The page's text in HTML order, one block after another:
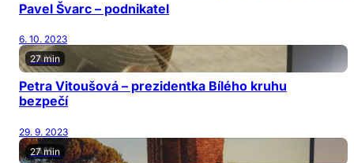
Pavel Švarc – podnikatel
6. 10. 2023
27 min
Petra Vitoušová – prezidentka Bílého kruhu
bezpečí
29. 9. 2023
27 min